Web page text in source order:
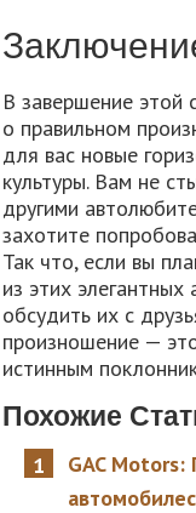
В завершение этой
о правильном
для вас новые
культуры. Вам не
другими
захотите
Так что, если вы
из этих
обсудить их с
произношение —
истинным
Похожие
GAC